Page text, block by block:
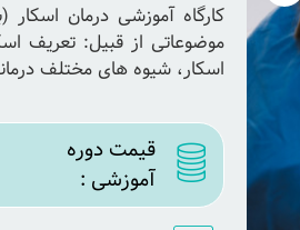
کارگاه آموزشی درمان
موضوعاتی از قبیل: تعریف
اسکار، شیوه های مختلف
قیمت دوره
آموزشی :